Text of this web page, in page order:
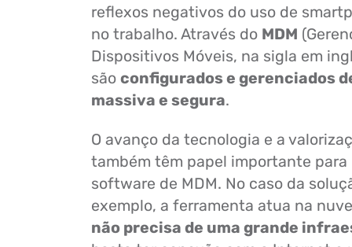
reflexos negativos do uso de
no trabalho. Através do MDM
Dispositivos Móveis, na sigla em
são configurados e gerenciados
massiva e segura.
O avanço da tecnologia e a
também têm papel importante
software de MDM. No caso da
exemplo, a ferramenta atua na
não precisa de uma grande